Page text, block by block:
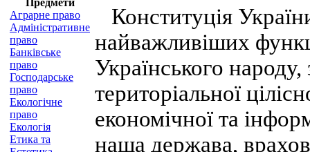
Предмети
Аграрне право
Адміністративне
право
Банківське
право
Господарське
право
Екологічне
право
Екологія
Етика та
Конституція
найважливіших
Українського народу,
територіальної
економічної та
наша держава,